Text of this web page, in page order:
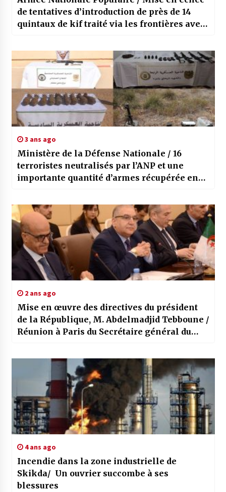
de tentatives d’introduction de près de 14
quintaux de kif traité via les frontières avec
3 ans ago
Ministère de la Défense Nationale / 16
terroristes neutralisés par l’ANP et une
importante quantité d’armes récupérée en
2 ans ago
Mise en œuvre des directives du président
de la République, M. Abdelmadjid Tebboune /
Réunion à Paris du Secrétaire général du
Chefs de postes consulaires
4 ans ago
Incendie dans la zone industrielle de
Skikda/ Un ouvrier succombe à ses
blessures